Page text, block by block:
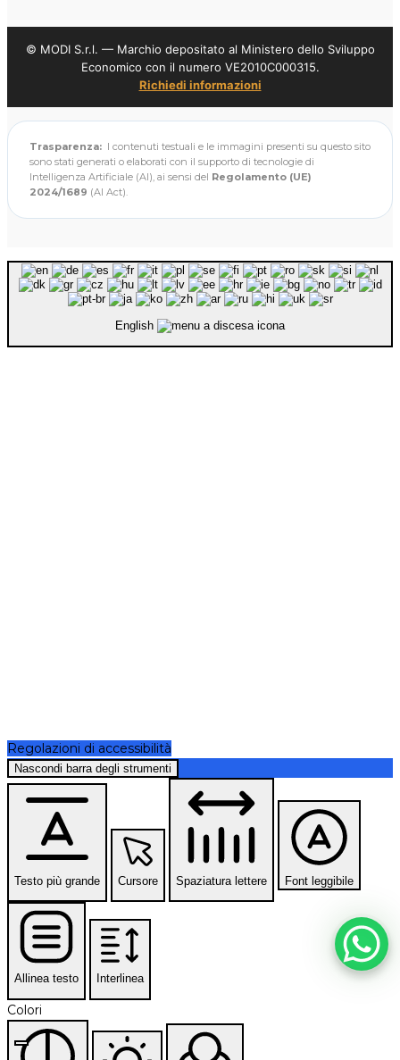
© MODI S.r.l. — Marchio depositato al Ministero dello Sviluppo
Economico con il numero VE2010C000315.
Richiedi informazioni
Trasparenza: I contenuti testuali e le immagini presenti su questo sito
sono stati generati o elaborati con il supporto di tecnologie di
Intelligenza Artificiale (AI), ai sensi del Regolamento (UE)
2024/1689 (AI Act).
English
Regolazioni di accessibilità
Nascondi barra degli strumenti
Testo più grande Cursore Spaziatura lettere Font leggibile
Allinea testo Interlinea
Colori